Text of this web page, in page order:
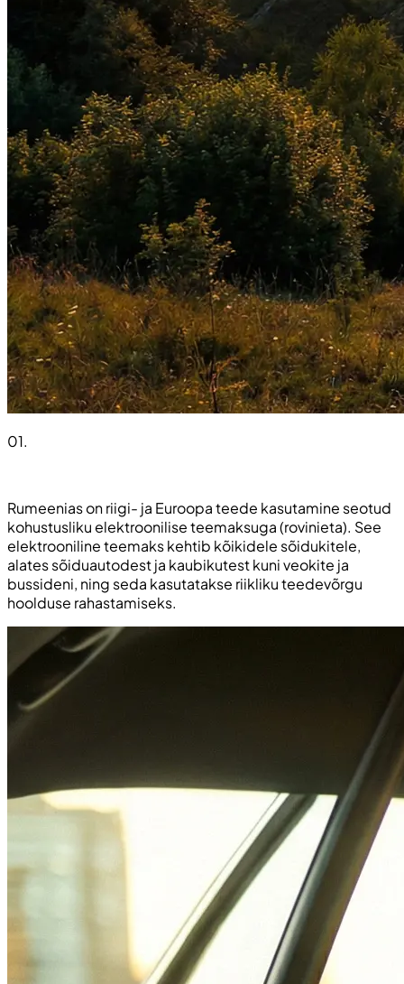
01.
Rumeenias on riigi- ja Euroopa teede kasutamine seotud
kohustusliku elektroonilise teemaksuga (rovinieta). See
elektrooniline teemaks kehtib kõikidele sõidukitele,
alates sõiduautodest ja kaubikutest kuni veokite ja
bussideni, ning seda kasutatakse riikliku teedevõrgu
hoolduse rahastamiseks.